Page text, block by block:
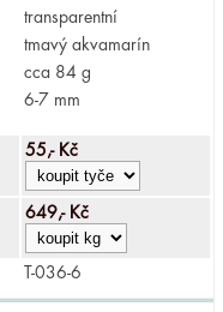
transparentní
tmavý akvamarín
cca 84 g
6-7 mm
55,- Kč
649,- Kč
T-036-6